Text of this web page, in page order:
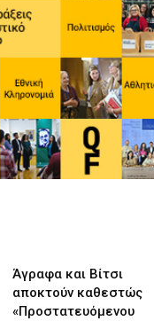
Άγραφα και Βίτσι
αποκτούν καθεστώς
«Προστατευόμενου